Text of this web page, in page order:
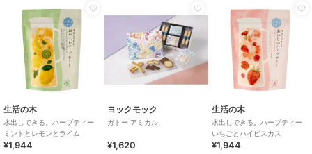
生活の木
水出しできる。ハーブティー
ミントとレモンとライム
¥1,944
ヨックモック
ガトー アミカル
¥1,620
生活の木
水出しできる。ハーブティー
いちごとハイビスカス
¥1,944